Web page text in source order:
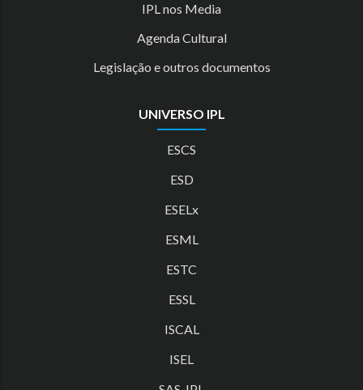
IPL nos Media
Agenda Cultural
Legislação e outros documentos
UNIVERSO IPL
ESCS
ESD
ESELx
ESML
ESTC
ESSL
ISCAL
ISEL